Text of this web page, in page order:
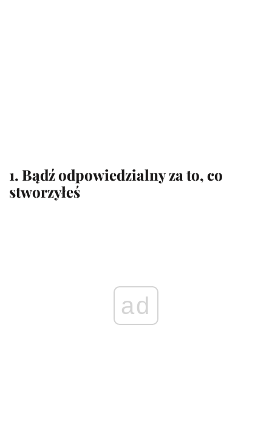
1. Bądź odpowiedzialny za to, co
stworzyłeś
ad